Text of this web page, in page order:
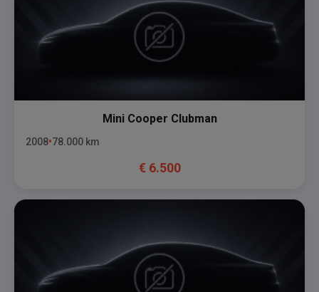
Mini Cooper Clubman
2008 78.000 km
€ 6.500